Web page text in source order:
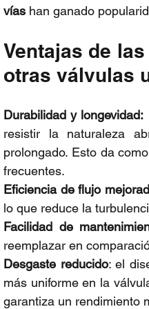
vías han ganado
Ventajas de
otras válvulas
Durabilidad y longevidad:
resistir la naturaleza
prolongado. Esto da
frecuentes.
Eficiencia de flujo
lo que reduce la
Facilidad de
reemplazar en
Desgaste reducido: el
más uniforme en la
garantiza un rendimiento